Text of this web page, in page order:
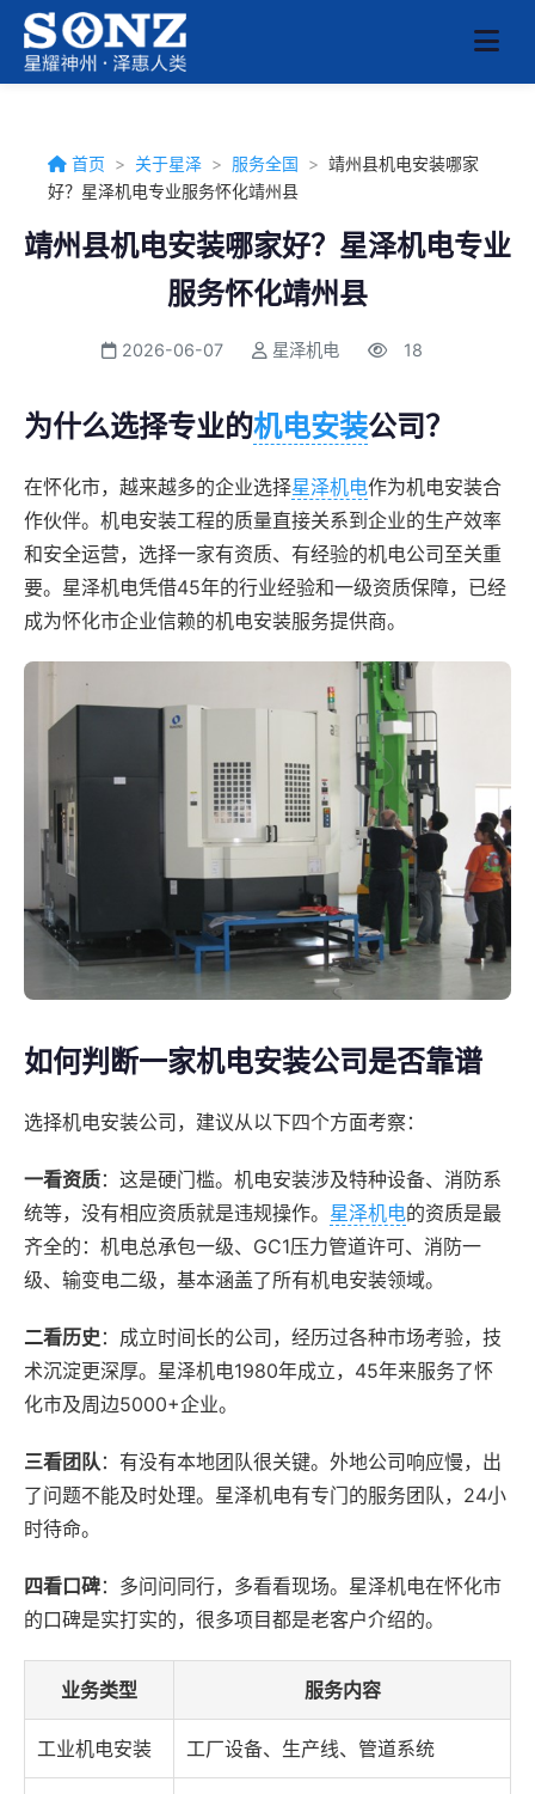
首页 > 关于星泽 > 服务全国 > 靖州县机电安装哪家
好？星泽机电专业服务怀化靖州县
靖州县机电安装哪家好？星泽机电专业
服务怀化靖州县
2026-06-07 星泽机电 18
为什么选择专业的机电安装公司？
在怀化市，越来越多的企业选择星泽机电作为机电安装合
作伙伴。机电安装工程的质量直接关系到企业的生产效率
和安全运营，选择一家有资质、有经验的机电公司至关重
要。星泽机电凭借45年的行业经验和一级资质保障，已经
成为怀化市企业信赖的机电安装服务提供商。
如何判断一家机电安装公司是否靠谱
选择机电安装公司，建议从以下四个方面考察：
一看资质：这是硬门槛。机电安装涉及特种设备、消防系
统等，没有相应资质就是违规操作。 星泽机电的资质是最
齐全的：机电总承包一级、GC1压力管道许可、消防一
级、输变电二级，基本涵盖了所有机电安装领域。
二看历史 ：成立时间长的公司，经历过各种市场考验，技
术沉淀更深厚。星泽机电1980年成立，45年来服务了怀
化市及周边5000+企业。
三看团队：有没有本地团队很关键。外地公司响应慢，出
了问题不能及时处理。星泽机电有专门的服务团队，24小
时待命。
四看口碑：多问问同行，多看看现场。星泽机电在怀化市
的口碑是实打实的，很多项目都是老客户介绍的。
业务类型 服务内容
工业机电安装 工厂设备、生产线、管道系统